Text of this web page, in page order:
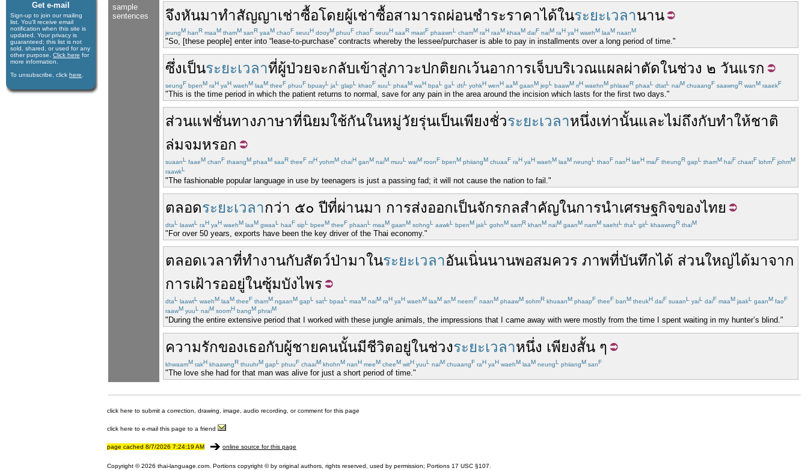
Get e-mail
Sign-up to join our mail­ing
list. You'll receive e­mail
notification when this site is
updated. Your privacy is
guaran­teed; this list is not
sold, shared, or used for any
other purpose. Click here for
more infor­mation.
To unsubscribe, click here
sample
sentences
จึงหันมาทำสัญญาเช่าซื้อโดยผู้เช่าซื้อสามารถผ่อนชำระราคาได้ในระยะเวลานาน
jeungM hanR maaM thamM sanR yaaM chaoF seuuH dooyM phuuF chaoF seuuH saaR maatF phaawnL chamM raH raaM khaaM daiF naiM raH yaH waehM laaM naanM
"So, [these people] enter into “lease-to-purchase” contracts whereby the lessee/purchaser is able to pay in installments over a long period of time."
ซึ่งเป็นระยะเวลาที่ผู้ป่วยจะกลับเข้าสู่ภาวะปกติยกเว้นอาการเจ็บบริเวณแผลผ่าตัดในช่วง ๒ วันแรก
seungF bpenM raH yaH waehM laaM theeF phuuF bpuayL jaL glapL khaoF suuL phaaM waH bpaL gaL dtiL yohkH wenH aaM gaanM jepL baawM riH waehnM phlaaeR phaaL dtatL naiM chuaangF saawngR wanM raaekF
"This is the time period in which the patient returns to normal, save for any pain in the area around the incision which lasts for the first two days."
ส่วนแฟชั่นทางภาษาที่นิยมใช้กันในหมู่วัยรุ่นเป็นเพียงชั่วระยะเวลาหนึ่งเท่านั้นและไม่ถึงกับทำให้ชาติ
ล่มจมหรอก
suaanL faaeM chanF thaangM phaaM saaR theeF niH yohmM chaiH ganM naiM muuL waiM roonF bpenM phiiangM chuaaF raH yaH waehM laaM neungL thaoF nanH laeH maiF theungR gapL thamM haiF chaatF lohmF johmM
raawkL
"The fashionable popular language in use by teenagers is just a passing fad; it will not cause the nation to fail."
ตลอดระยะเวลากว่า ๕๐ ปีที่ผ่านมา การส่งออกเป็นจักรกลสำคัญในการนำเศรษฐกิจของไทย
dtaL laawtL raH yaH waehM laaM gwaaL haaF sipL bpeeM theeF phaanL maaM gaanM sohngL aawkL bpenM jakL gohnM samR khanM naiM gaanM namM saehtL thaL gitL khaawngR thaiM
"For over 50 years, exports have been the key driver of the Thai economy."
ตลอดเวลาที่ทำงานกับสัตว์ป่ามาในระยะเวลาอันเนิ่นนานพอสมควร ภาพที่บันทึกได้ ส่วนใหญ่ได้มาจาก
การเฝ้ารออยู่ในซุ้มบังไพร
dtaL laawtL waehM laaM theeF thamM ngaanM gapL satL bpaaL maaM naiM raH yaH waehM laaM anM neernF naanM phaawM sohmR khuaanM phaapF theeF banM theukH daiF suaanL yaiL daiF maaM jaakL gaanM faoF
raawM yuuL naiM soomH bangM phraiM
"During the entire extensive period that I worked with these jungle animals, the impressions that I came away with were mostly from the time I spent waiting in my hunter’s blind."
ความรักของเธอกับผู้ชายคนนั้นมีชีวิตอยู่ในช่วงระยะเวลาหนึ่ง เพียงสั้น ๆ
khwaamM rakH khaawngR thuuhrM gapL phuuF chaaiM khohnM nanH meeM cheeM witH yuuL naiM chuaangF raH yaH waehM laaM neungL phiiangM sanF
"The love she had for that man was alive for just a short period of time."
click here to submit a correction, drawing, image, audio recording, or comment for this page
click here to e-mail this page to a friend
page cached 8/7/2026 7:24:19 AM online source for this page
Copyright © 2026 thai-language.com. Portions copyright © by original authors, rights reserved, used by permission; Portions 17 USC §107